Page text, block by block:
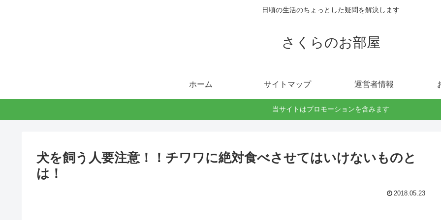
日頃の生活のちょっとした疑問を解決します
さくらのお部屋
ホーム サイトマップ 運営者情報
当サイトはプロモーションを含みます
犬を飼う人要注意！！チワワに絶対食べさせてはいけないものと
は！
2018.05.23